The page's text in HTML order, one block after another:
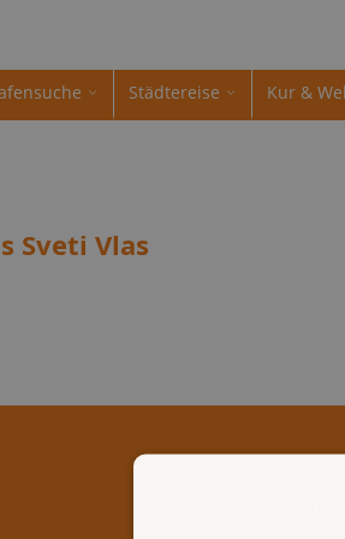
Städtereise Kur &
Sveti Vlas